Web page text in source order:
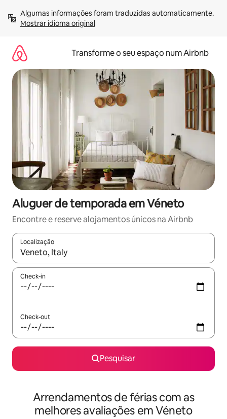
para
Mostrar idioma original
Transforme o seu espaço num Airbnb
Aluguer de temporada em Véneto
Encontre e reserve alojamentos únicos na Airbnb
Localização
Quando os resultados estiverem disponíveis, navegue com
Check-in
Check-out
Pesquisar
Arrendamentos de férias com as
melhores avaliações em Véneto